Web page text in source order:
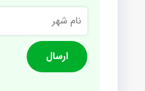
نام
شهر